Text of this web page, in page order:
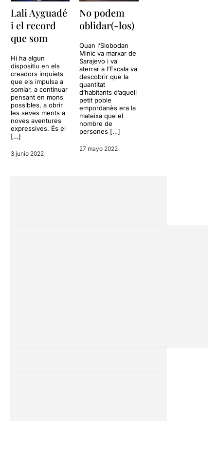
Lali Ayguadé
i el record
que som
Hi ha algun
dispositiu en els
creadors inquiets
que els impulsa a
somiar, a continuar
pensant en mons
possibles, a obrir
les seves ments a
noves aventures
expressives. És el
[…]
3 junio 2022
No podem
oblidar(-los)
Quan l’Slobodan
Minic va marxar de
Sarajevo i va
aterrar a l’Escala va
descobrir que la
quantitat
d’habitants d’aquell
petit poble
empordanès era la
mateixa que el
nombre de
persones […]
27 mayo 2022